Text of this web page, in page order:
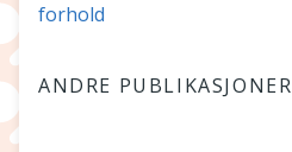
forhold
ANDRE PUBLIKASJONER